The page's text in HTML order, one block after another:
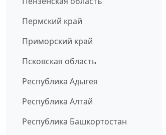
Пермский край
Приморский край
Псковская область
Республика Адыгея
Республика Алтай
Республика Башкортостан